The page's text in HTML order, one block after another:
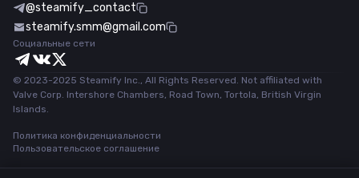
@steamify_contact
steamify.smm@gmail.com
Социальные сети
© 2023-2025 Steamify Inc., All Rights Reserved. Not affiliated with
Valve Corp. Intershore Chambers, Road Town, Tortola, British Virgin
Islands.
Политика конфиденциальности
Пользовательское соглашение